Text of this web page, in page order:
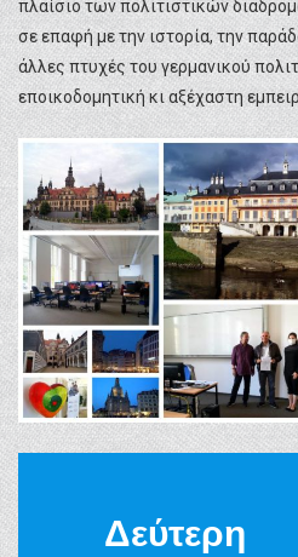
πλαίσιο των πολιτιστικών
σε επαφή με την ιστορία, την
άλλες πτυχές του γερμανικού
εποικοδομητική κι αξέχαστη
Δεύτερη